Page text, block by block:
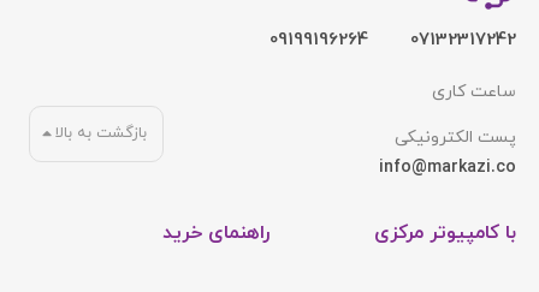
07132317242
09199196264
ساعت کاری
پست الکترونیکی
info@markazi.co
با کامپیوتر مرکزی راهنمای خرید
بازگشت به بالا